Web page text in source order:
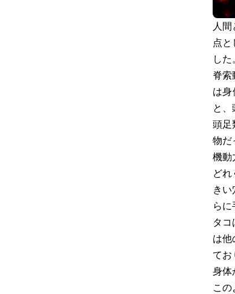
人
点
した。
脊索
は
と、
頭足
物だ
機動
ど
き
ら
タ
は他
てお
身体
こ